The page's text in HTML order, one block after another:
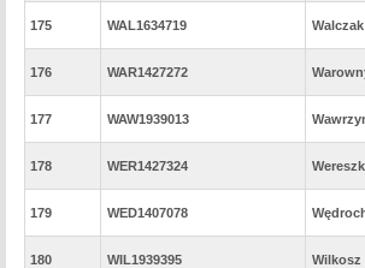
175 WAL1634719 Walczak
176 WAR1427272
177 WAW1939013
178 WER1427324
179 WED1407078
180 WIL1939395 Wilkosz